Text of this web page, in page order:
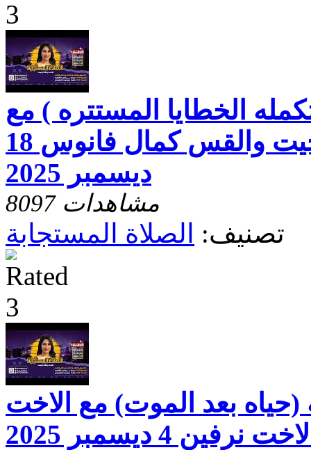
الخطايا المستتره ) مع
الاخت رفقه بخيت والقس كمال فانوس 18
ديسمبر 2025
8097 مشاهدات
تصنيف: الصلاة المستجابة
(حياه بعد الموت) مع الاخت
4 ديسمبر 2025